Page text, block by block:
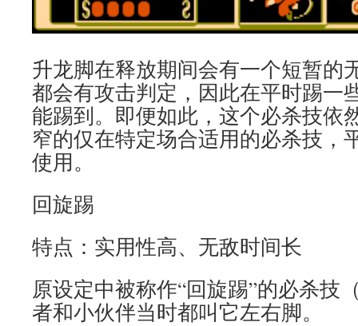
升龙脚在释放期间会有一个短暂的
都会有攻击判定，因此在平时踢一
能踢到。即便如此，这个必杀技依
窄的仅在特定场合适用的必杀技，
使用。
回旋踢
特点：实用性高、无敌时间长
原设定中被称作“回旋踢”的必杀技
者和小伙伴当时都叫它左右脚。